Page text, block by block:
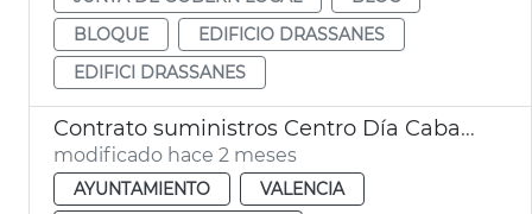
BLOQUE
EDIFICIO DRASSANES
EDIFICI DRASSANES
Contrato suministros Centro Día Cabanyal València
modificado hace 2 meses
AYUNTAMIENTO
VALENCIA